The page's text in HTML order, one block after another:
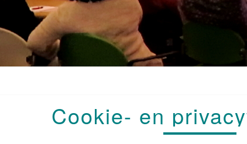
EN
Cookie- en